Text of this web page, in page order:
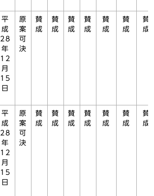
平
成
28
年
12
月
15
日
原
案
可
決
賛
成
賛
成
賛
成
賛
成
賛
成
賛
成
賛
成
平
成
28
年
12
月
15
日
原
案
可
決
賛
成
賛
成
賛
成
賛
成
賛
成
賛
成
賛
成